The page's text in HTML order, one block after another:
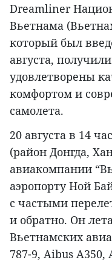
Dreamliner
Вьетнама
который был
августа,
удовлетворены
комфортом и
самолета.
20 августа в 14
(район Донгда,
авиакомпании
аэропорту Ной
с частыми
и обратно. Он
Вьетнамских
787-9, Aibus A350,